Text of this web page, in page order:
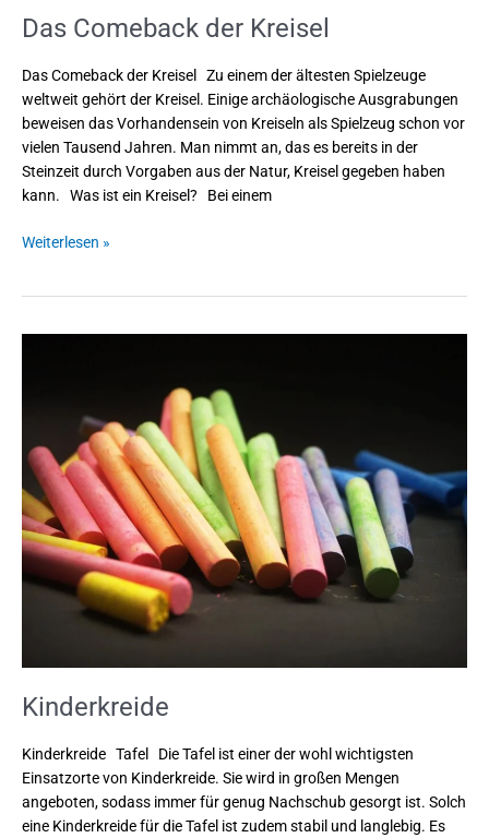
Das Comeback der Kreisel
Das Comeback der Kreisel Zu einem der ältesten Spielzeuge
weltweit gehört der Kreisel. Einige archäologische Ausgrabungen
beweisen das Vorhandensein von Kreiseln als Spielzeug schon vor
vielen Tausend Jahren. Man nimmt an, das es bereits in der
Steinzeit durch Vorgaben aus der Natur, Kreisel gegeben haben
kann. Was ist ein Kreisel? Bei einem
Weiterlesen »
Kinderkreide
Kinderkreide Tafel Die Tafel ist einer der wohl wichtigsten
Einsatzorte von Kinderkreide. Sie wird in großen Mengen
angeboten, sodass immer für genug Nachschub gesorgt ist. Solch
eine Kinderkreide für die Tafel ist zudem stabil und langlebig. Es